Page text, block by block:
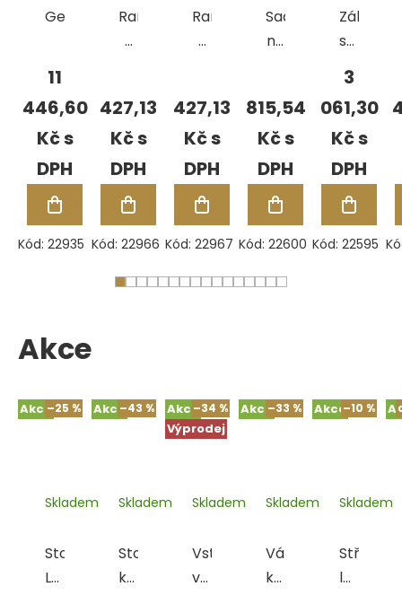
GemSparkle
11
446,60
Kč
Kód: 22935
Ramroller
-
nástroj
HM
Fig.RR552,
pr.2,30
mm
427,13
Kč
Kód: 22966
Ramroller
-
nástroj
HM
Fig.RR553,
pr.2,30
mm
427,13
Kč
Kód: 22967
Sada
na
815,54
Kč
Kód: 22600
Základní
sada
pro
ruční
značení
kovů
3
061,30
Kč
Kód: 22595
Akce
Akce–25 %
Stolní
LED
Skladem
Akce–43 %
Stolní
kruhová
Skladem
Akce
Výprodej
–34 %
Vstřikovací
vosk
Skladem
Akce–33 %
Válcna
kombinovaná
Skladem
Akce–10 %
Stříbřicí
lázeň
Skladem